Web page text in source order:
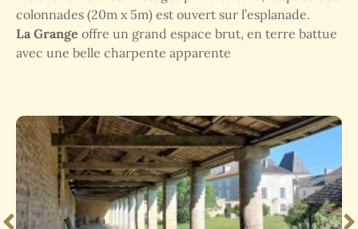
colonnades (20m x 5m) est ouvert sur l’esplanade.
La Grange offre un grand espace brut, en terre battue
avec une belle charpente apparente